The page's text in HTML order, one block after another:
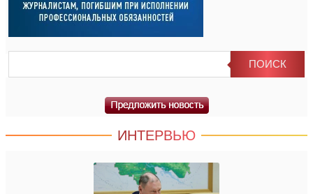
ИНТЕРВЬЮ